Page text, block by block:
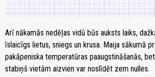
Arī nākamās nedēļas vidū būs auksts laiks,
īslaicīgs lietus, sniegs un krusa. Maija sākumā
pakāpeniska temperatūras paaugstināšanās,
stabiņš vietām aizvien var noslīdēt zem nulles.